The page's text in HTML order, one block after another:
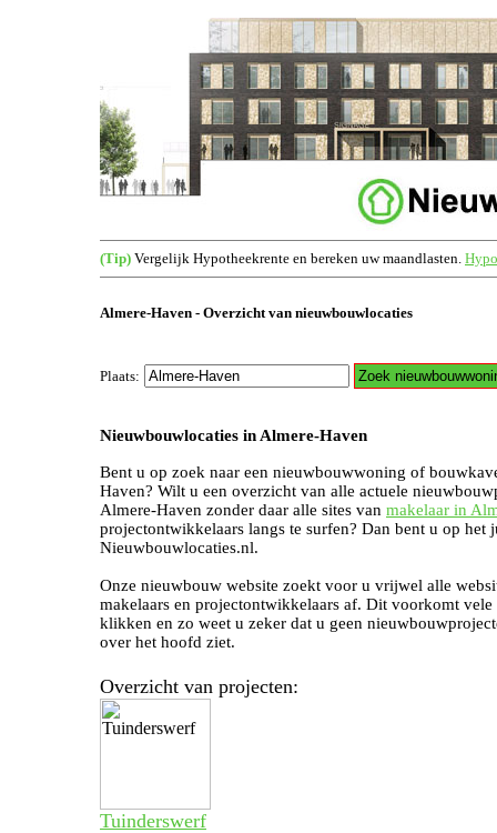
(Tip) Vergelijk Hypotheekrente en bereken uw maandlasten.
Almere-Haven - Overzicht van nieuwbouwlocaties
Plaats:
Nieuwbouwlocaties in Almere-Haven
Bent u op zoek naar een nieuwbouwwoning of
Haven? Wilt u een overzicht van alle actuele
Almere-Haven zonder daar alle sites van makelaar in
projectontwikkelaars langs te surfen? Dan bent u op het
Nieuwbouwlocaties.nl.
Onze nieuwbouw website zoekt voor u vrijwel alle
makelaars en projectontwikkelaars af. Dit voorkomt vele
klikken en zo weet u zeker dat u geen
over het hoofd ziet.
Overzicht van projecten:
Tuinderswerf